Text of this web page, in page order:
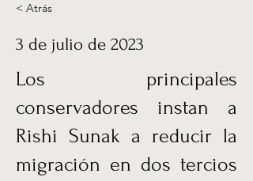
< Atrás
3 de julio de 2023
Los principales
conservadores instan a
Rishi Sunak a reducir la
migración en dos tercios